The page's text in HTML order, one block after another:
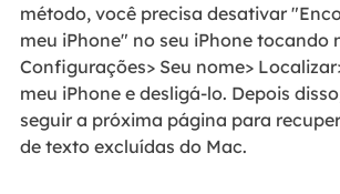
método, você precisa desativar
meu iPhone" no seu iPhone tocando
Configurações> Seu nome>
meu iPhone e desligá-lo. Depois
seguir a próxima página para
de texto excluídas do Mac.